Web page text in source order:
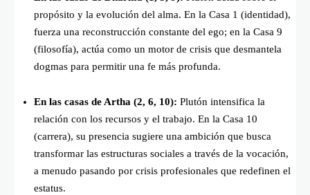
propósito y la evolución del alma. En la Casa 1 (identidad),
fuerza una reconstrucción constante del ego; en la Casa 9
(filosofía), actúa como un motor de crisis que desmantela
dogmas para permitir una fe más profunda.
En las casas de Artha (2, 6, 10): Plutón intensifica la
relación con los recursos y el trabajo. En la Casa 10
(carrera), su presencia sugiere una ambición que busca
transformar las estructuras sociales a través de la vocación,
a menudo pasando por crisis profesionales que redefinen el
estatus.